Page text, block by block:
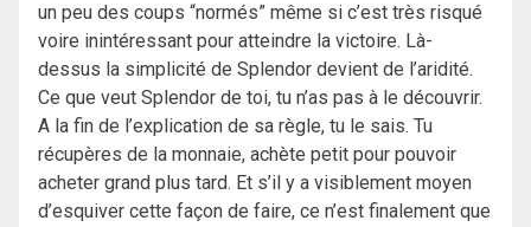
un peu des coups “normés” même si c’est très risqué
voire inintéressant pour atteindre la victoire. Là-
dessus la simplicité de Splendor devient de l’aridité.
Ce que veut Splendor de toi, tu n’as pas à le découvrir.
A la fin de l’explication de sa règle, tu le sais. Tu
récupères de la monnaie, achète petit pour pouvoir
acheter grand plus tard. Et s’il y a visiblement moyen
d’esquiver cette façon de faire, ce n’est finalement que